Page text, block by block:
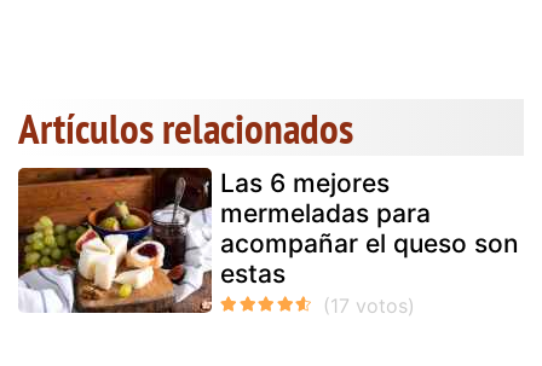
Artículos relacionados
Las 6 mejores
mermeladas para
acompañar el queso son
estas